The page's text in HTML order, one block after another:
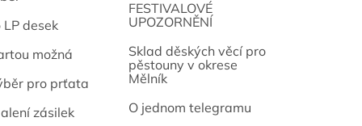
desek
možná
pro prťata
zásilek
FESTIVALOVÉ
UPOZORNĚNÍ
Sklad děských věcí pro
pěstouny v okrese
Mělník
O jednom telegramu